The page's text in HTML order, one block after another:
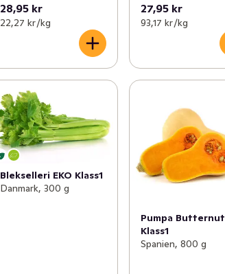
28,95 kr
22,27 kr /kg
27,95 kr
93,17 kr /kg
Blekselleri EKO Klass1
Danmark, 300 g
Pumpa Butternut
Klass1
Spanien, 800 g